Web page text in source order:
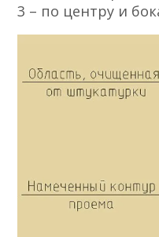
3 – по центру и